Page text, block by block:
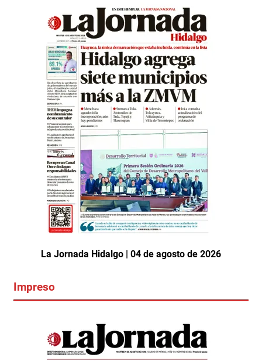
La Jornada Hidalgo | 04 de agosto de 2026
Impreso